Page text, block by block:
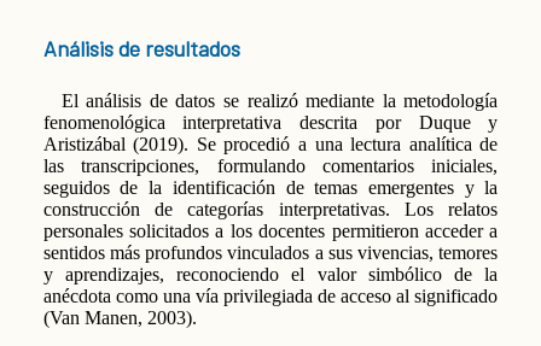
Análisis de resultados
El análisis de datos se realizó mediante la metodología
fenomenológica interpretativa descrita por Duque y
Aristizábal (2019). Se procedió a una lectura analítica de
las transcripciones, formulando comentarios iniciales,
seguidos de la identificación de temas emergentes y la
construcción de categorías interpretativas. Los relatos
personales solicitados a los docentes permitieron acceder a
sentidos más profundos vinculados a sus vivencias, temores
y aprendizajes, reconociendo el valor simbólico de la
anécdota como una vía privilegiada de acceso al significado
(Van Manen, 2003).